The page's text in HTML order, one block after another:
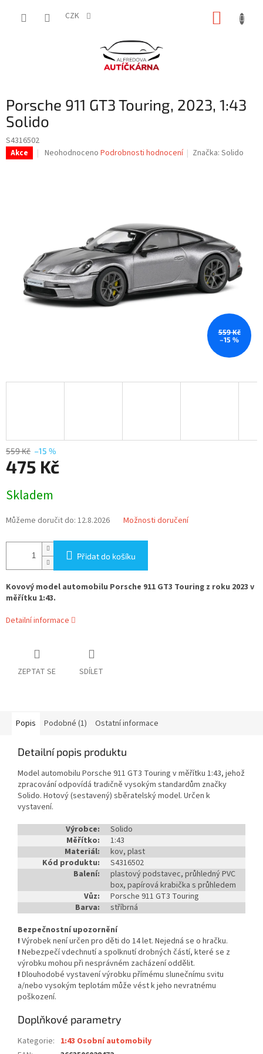
CZK
Porsche 911 GT3 Touring, 2023, 1:43
Solido
S4316502
Akce
Průměrné
Neohodnoceno Podrobnosti hodnocení Značka:Solido
559 Kč
–15 %
559 Kč –15 %
475 Kč
cena:
Skladem
Můžeme doručit do: 12.8.2026 Možnosti doručení
Přidat do košíku
Kovový model automobilu Porsche 911 GT3 Touring z roku 2023 v
měřítku 1:43.
Detailní informace
ZEPTAT SE SDÍLET
Popis Podobné (1) Ostatní informace
Detailní popis produktu
Model automobilu Porsche 911 GT3 Touring v měřítku 1:43, jehož
zpracování odpovídá tradičně vysokým standardům značky
Solido. Hotový (sestavený) sběratelský model. Určen k
vystavení.
Výrobce:
Solido
Měřítko:
1:43
Materiál:
kov, plast
Kód produktu:
S4316502
Balení:
plastový podstavec, průhledný PVC
box, papírová krabička s průhledem
Vůz:
Porsche 911 GT3 Touring
Barva:
stříbrná
Bezpečnostní upozornění
! Výrobek není určen pro děti do 14 let. Nejedná se o hračku.
! Nebezpečí vdechnutí a spolknutí drobných částí, které se z
výrobku mohou při nesprávném zacházení oddělit.
! Dlouhodobé vystavení výrobku přímému slunečnímu svitu
a/nebo vysokým teplotám může vést k jeho nevratnému
poškození.
Doplňkové parametry
Kategorie: 1:43 Osobní automobily